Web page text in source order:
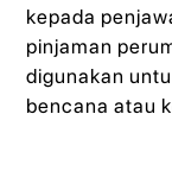
kepada
pinjaman
digunakan
bencana atau